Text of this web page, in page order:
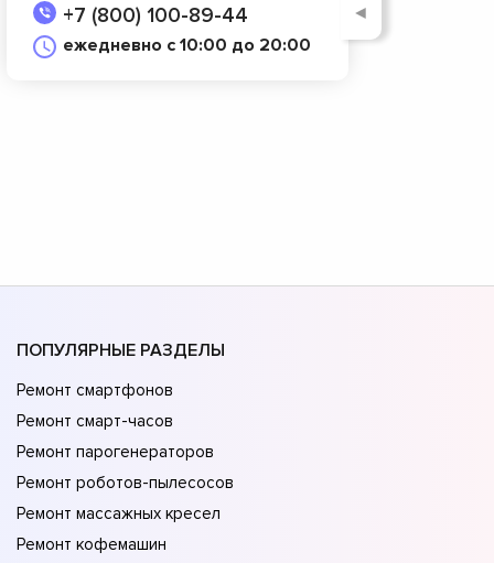
+7 (800) 100-89-44
ежедневно с 10:00 до 20:00
◄
ПОПУЛЯРНЫЕ РАЗДЕЛЫ
Ремонт смартфонов
Ремонт смарт-часов
Ремонт парогенераторов
Ремонт роботов-пылесосов
Ремонт массажных кресел
Ремонт кофемашин